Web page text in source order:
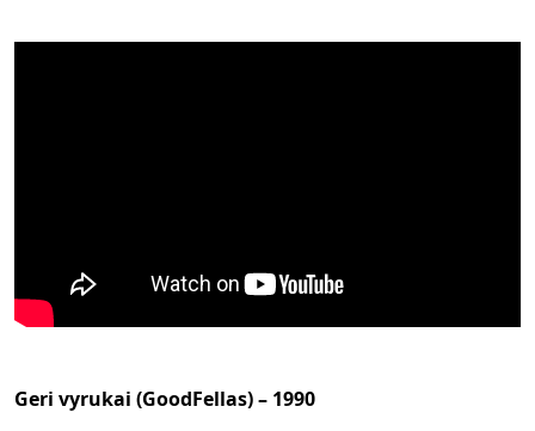
Geri vyrukai (GoodFellas) – 1990